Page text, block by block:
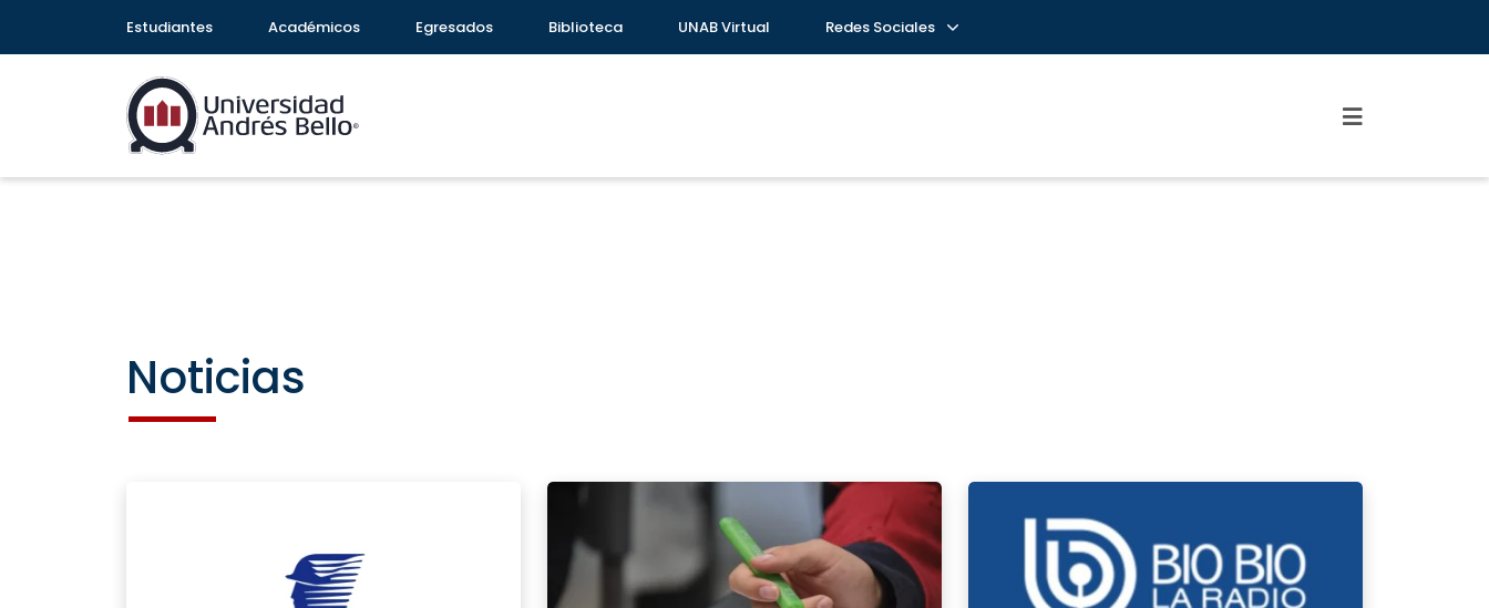
Estudiantes Académicos Egresados Biblioteca UNAB Virtual Redes Sociales
Noticias